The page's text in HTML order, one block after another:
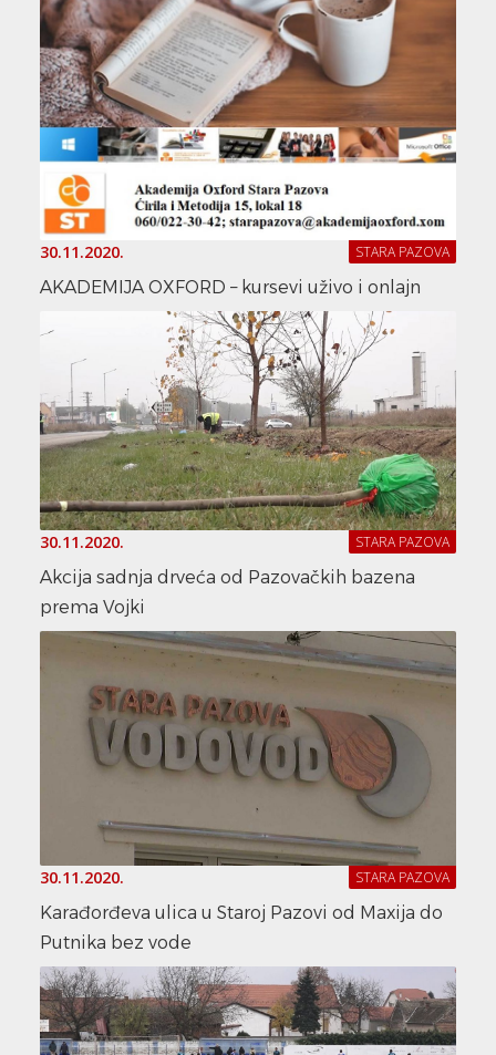
30.11.2020. STARA PAZOVA
AKADEMIJA OXFORD – kursevi uživo i onlajn
30.11.2020. STARA PAZOVA
Akcija sadnja drveća od Pazovačkih bazena
prema Vojki
30.11.2020. STARA PAZOVA
Karađorđeva ulica u Staroj Pazovi od Maxija do
Putnika bez vode